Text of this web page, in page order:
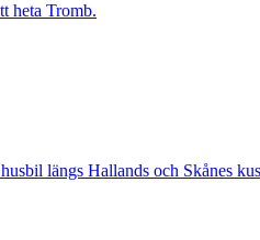
heta Tromb.
längs Hallands och Skånes